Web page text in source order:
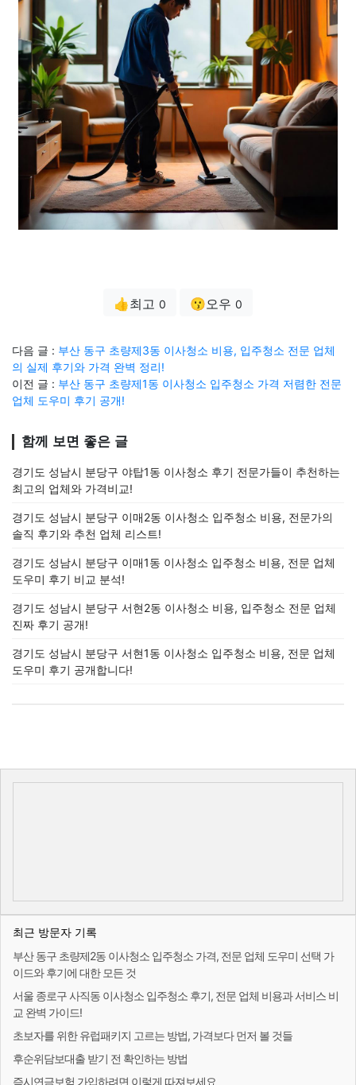
👍최고 0 😗오우 0
다음 글 : 부산 동구 초량제3동 이사청소 비용, 입주청소 전문 업체
의 실제 후기와 가격 완벽 정리!
이전 글 : 부산 동구 초량제1동 이사청소 입주청소 가격 저렴한 전문
업체 도우미 후기 공개!
함께 보면 좋은 글
경기도 성남시 분당구 야탑1동 이사청소 후기 전문가들이 추천하는
최고의 업체와 가격비교!
경기도 성남시 분당구 이매2동 이사청소 입주청소 비용, 전문가의
솔직 후기와 추천 업체 리스트!
경기도 성남시 분당구 이매1동 이사청소 입주청소 비용, 전문 업체
도우미 후기 비교 분석!
경기도 성남시 분당구 서현2동 이사청소 비용, 입주청소 전문 업체
진짜 후기 공개!
경기도 성남시 분당구 서현1동 이사청소 입주청소 비용, 전문 업체
도우미 후기 공개합니다!
최근 방문자 기록
부산 동구 초량제2동 이사청소 입주청소 가격, 전문 업체 도우미 선택 가
이드와 후기에 대한 모든 것
서울 종로구 사직동 이사청소 입주청소 후기, 전문 업체 비용과 서비스 비
교 완벽 가이드!
초보자를 위한 유럽패키지 고르는 방법, 가격보다 먼저 볼 것들
후순위담보대출 받기 전 확인하는 방법
즉시연금보험 가입하려면 이렇게 따져보세요